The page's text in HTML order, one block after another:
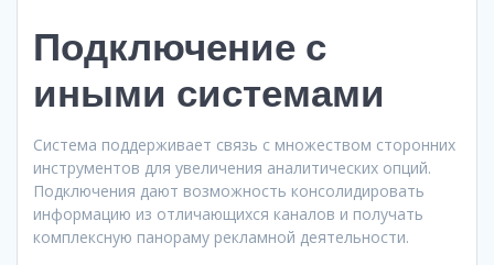
Подключение с
иными системами
Система поддерживает связь с множеством сторонних
инструментов для увеличения аналитических опций.
Подключения дают возможность консолидировать
информацию из отличающихся каналов и получать
комплексную панораму рекламной деятельности.